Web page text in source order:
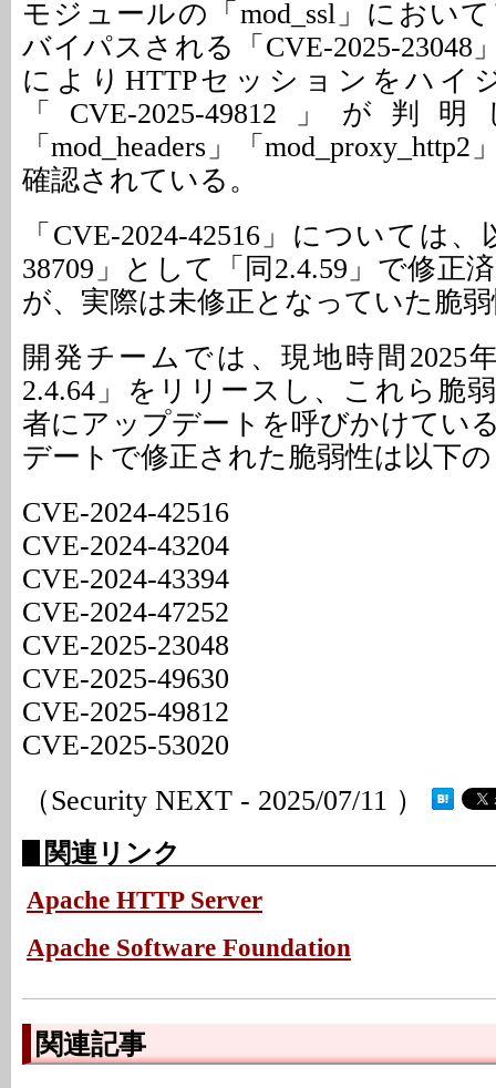
モジュールの「mod_ssl」におい
バイパスされる「CVE-2025-23048
によりHTTPセッションをハイ
「CVE-2025-49812」が判
「mod_headers」「
確認されている。
「CVE-2024-42516」については、
38709」として「同2.4.59」で修正
が、実際は未修正となっていた脆
開発チームでは、現地時間2025
2.4.64」をリリースし、これら脆
者にアップデートを呼びかけてい
デートで修正された脆弱性は以下
CVE-2024-42516
CVE-2024-43204
CVE-2024-43394
CVE-2024-47252
CVE-2025-23048
CVE-2025-49630
CVE-2025-49812
CVE-2025-53020
（Security NEXT - 2025/07/11 ）
関連リンク
Apache HTTP Server
Apache Software Foundation
関連記事